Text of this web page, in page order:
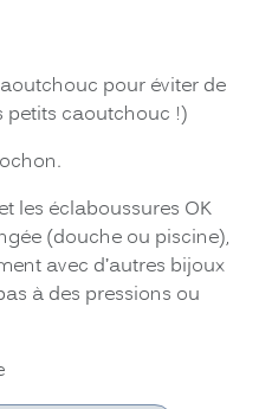
pour éviter de
petits caoutchouc !)
les éclaboussures OK
(douche ou piscine),
avec d’autres bijoux
à des pressions ou